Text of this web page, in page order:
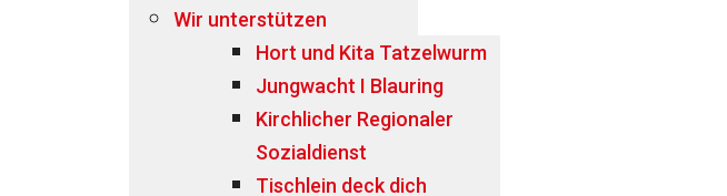
Wir unterstützen
Hort und Kita Tatzelwurm
Jungwacht I Blauring
Kirchlicher Regionaler
Sozialdienst
Tischlein deck dich